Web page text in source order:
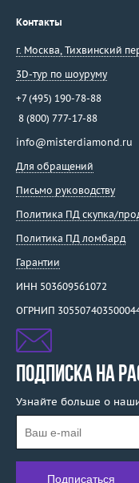
Контакты
г. Москва, Тихвинский
3D-тур по шоуруму
+7 (495) 190-78-88
8 (800) 777-17-88
info@misterdiamond.ru
Для обращений
Письмо руководству
Политика ПД скупка/
Политика ПД ломбард
Гарантии
ИНН 503609561072
ОГРНИП
ПОДПИСКА НА
Узнайте больше о